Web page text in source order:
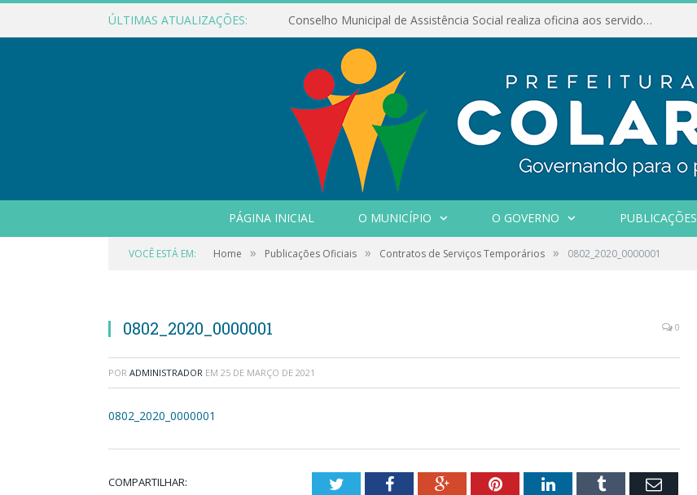
ÚLTIMAS ATUALIZAÇÕES: Conselho Municipal de Assistência Social realiza oficina aos servidores
PÁGINA INICIAL O MUNICÍPIO O GOVERNO PUBLICAÇÕES
VOCÊ ESTÁ EM: Home » Publicações Oficiais » Contratos de Serviços Temporários » 0802_2020_0000001
0802_2020_0000001 0
POR ADMINISTRADOR EM 25 DE MARÇO DE 2021
0802_2020_0000001
COMPARTILHAR: TwitterFacebookGoogle+PinterestLinkedInTumblr Email